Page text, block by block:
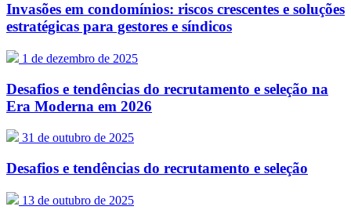
Invasões em condomínios: riscos crescentes e soluções
estratégicas para gestores e síndicos
1 de dezembro de 2025
Desafios e tendências do recrutamento e seleção na
Era Moderna em 2026
31 de outubro de 2025
Desafios e tendências do recrutamento e seleção
13 de outubro de 2025